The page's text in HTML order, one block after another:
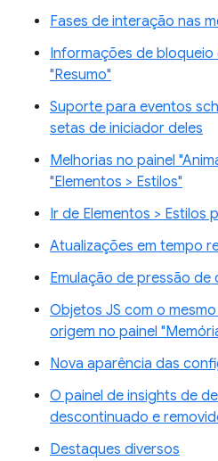
Fases de interação nas
Informações de
"Resumo"
Suporte para eventos
setas de iniciador deles
Melhorias no painel
"Elementos > Estilos"
Ir de Elementos > Estilos
Atualizações em tempo
Emulação de pressão
Objetos JS com o
origem no painel
Nova aparência das
O painel de insights de
descontinuado e
Destaques diversos